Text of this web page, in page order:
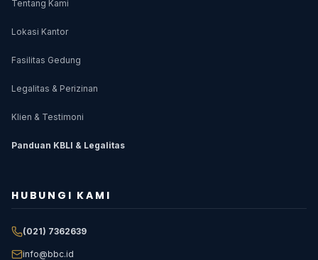
Tentang Kami
Lokasi Kantor
Fasilitas Gedung
Legalitas & Perizinan
Klien & Testimoni
Panduan KBLI & Legalitas
HUBUNGI KAMI
(021) 7362639
info@bbc.id